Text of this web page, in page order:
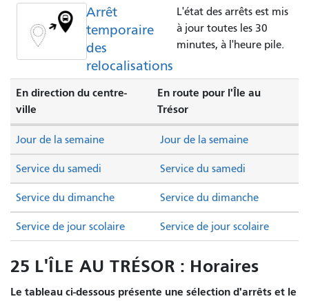
Arrêt
temporaire
des
relocalisations
L'état des arrêts est mis
à jour toutes les 30
minutes, à l'heure pile.
En direction du centre-
ville
En route pour l'Île au
Trésor
Service du samedi Service du samedi
Service du dimanche Service du dimanche
Jour de la semaine Jour de la semaine
Service de jour scolaire Service de jour scolaire
25 L'ÎLE AU TRÉSOR : Horaires
Le tableau ci-dessous présente une sélection d'arrêts et le